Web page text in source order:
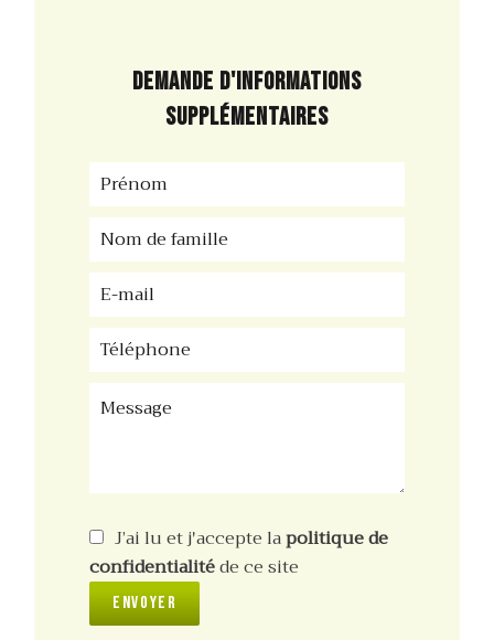
Demande d'informations
supplémentaires
J’ai lu et j'accepte lapolitique de
confidentialitéde ce site
Envoyer